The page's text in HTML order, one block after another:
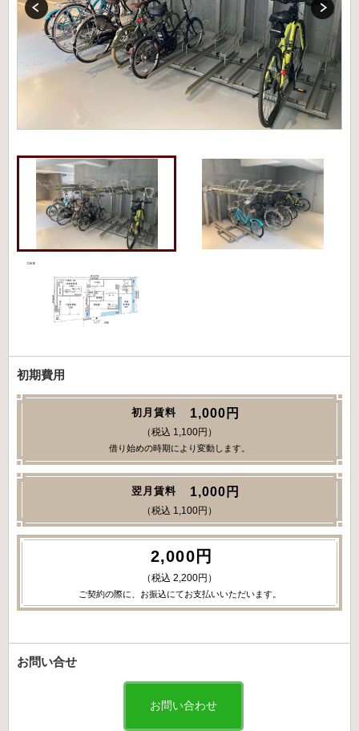
初期費用
初月賃料 1,000円
（税込 1,100円）
借り始めの時期により変動します。
翌月賃料 1,000円
（税込 1,100円）
2,000円
（税込 2,200円）
ご契約の際に、お振込にてお支払いいただいます。
お問い合せ
お問い合わせ